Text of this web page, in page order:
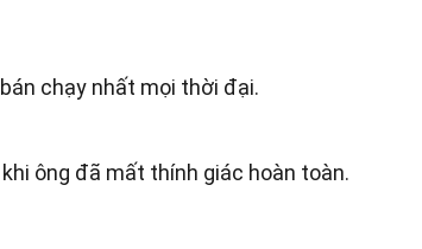
chạy nhất mọi thời đại.
ông đã mất thính giác hoàn toàn.